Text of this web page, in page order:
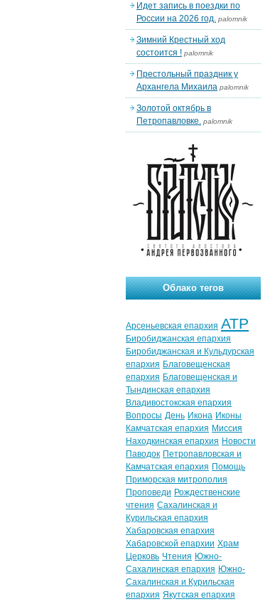
Идет запись в поездки по
России на 2026 год. palomnik
Зимний Крестный ход
состоится ! palomnik
Престольный праздник у
Архангела Михаила palomnik
Золотой октябрь в
Петропавловке. palomnik
Облако тегов
Арсеньевская епархия АТР
Биробиджанская епархия
Биробиджанская и Кульдурская
епархия Благовещенская
епархия Благовещенская и
Тындинская епархия
Владивостокская епархия
Вопросы День Икона Иконы
Камчатская епархия Миссия
Находкинская епархия Новости
Паводок Петропавловская и
Камчатская епархия Помощь
Приморская митрополия
Проповеди Рождественские
чтения Сахалинская и
Курильская епархия
Хабаровская епархия
Хабаровской епархии Храм
Церковь Чтения Южно-
Сахалинская епархия Южно-
Сахалинская и Курильская
епархия Якутская епархия